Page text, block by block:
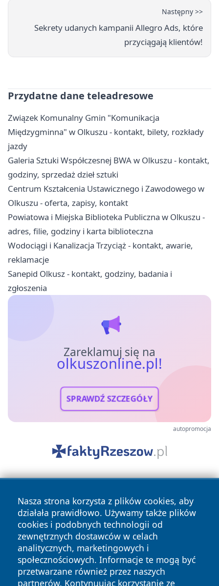
Następny >>
Sekrety udanych kampanii Allegro Ads, które
przyciągają klientów!
Przydatne dane teleadresowe
Związek Komunalny Gmin "Komunikacja
Międzygminna" w Olkuszu - kontakt, bilety, rozkłady
jazdy
Galeria Sztuki Współczesnej BWA w Olkuszu - kontakt,
godziny, sprzedaż dzieł sztuki
Centrum Kształcenia Ustawicznego i Zawodowego w
Olkuszu - oferta, zapisy, kontakt
Powiatowa i Miejska Biblioteka Publiczna w Olkuszu -
adres, filie, godziny i karta biblioteczna
Wodociągi i Kanalizacja Trzyciąż - kontakt, awarie,
reklamacje
Sanepid Olkusz - kontakt, godziny, badania i
zgłoszenia
Zareklamuj się na
olkuszonline.pl!
SPRAWDŹ SZCZEGÓŁY
autopromocja
Nasza strona korzysta z plików cookies, aby
działała prawidłowo. Używamy także plików
cookies i podobnych technologii od
zewnętrznych dostawców w celach
analitycznych, marketingowych i
społecznościowych. Informacje te mogą być
przetwarzane również przez naszych
partnerów. Kontynuując korzystanie ze
Copyright © 2026 olkuszonline.pl Wszystkie prawa
zastrzeżone.
Polityka Polityka